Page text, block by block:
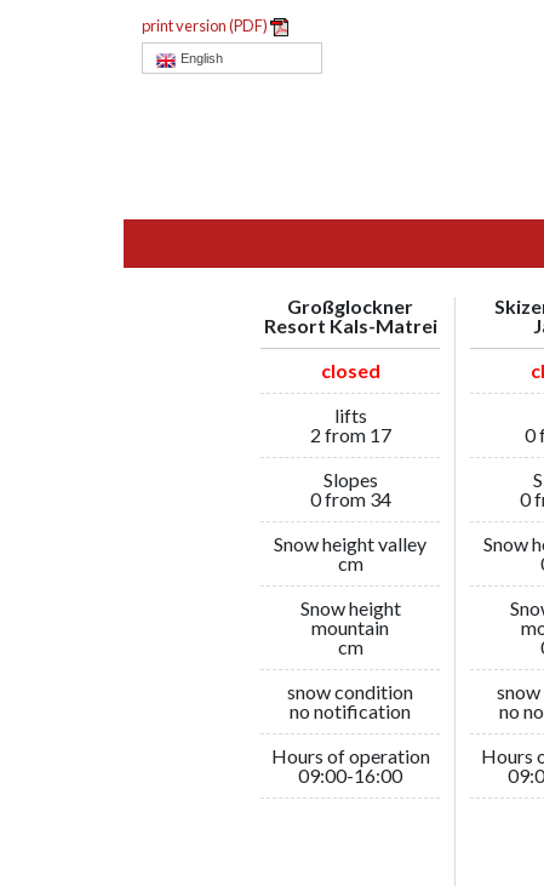
print version (PDF)
English
Großglockner
Resort Kals-Matrei
closed
lifts
2 from 17
Slopes
0 from 34
Snow height valley
cm
Snow height
mountain
cm
snow condition
no notification
Hours of operation
09:00-16:00
0
0
Snow
no
Hours